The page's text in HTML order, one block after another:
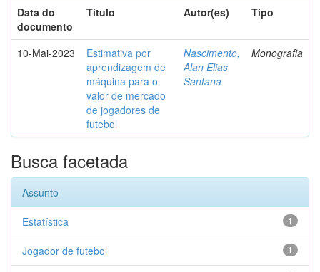
Data do
documento
Título Autor(es) Tipo
10-Mai-2023
Estimativa por
aprendizagem de
máquina para o
valor de mercado
de jogadores de
futebol
Nascimento,
Alan Elias
Santana
Monografia
Busca facetada
Assunto
1
Estatística
1
Jogador de futebol